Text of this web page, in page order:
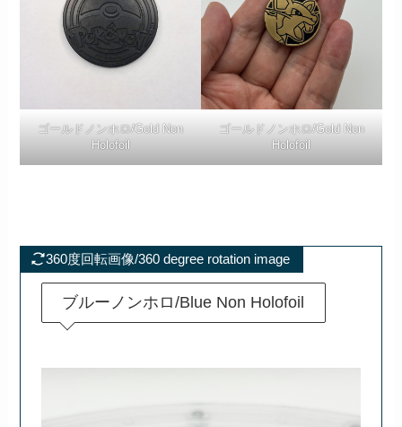
ゴールドノンホロ/Gold Non
Holofoil
ゴールドノンホロ/Gold Non
Holofoil
360度回転画像/360 degree rotation image
ブルーノンホロ/Blue Non Holofoil